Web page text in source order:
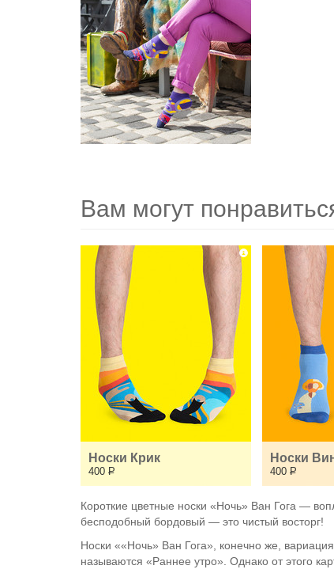
Вам могут
Носки Крик
400 Р
Носки
400 Р
Короткие цветные носки «Ночь» Ван Гога —
бесподобный бордовый — это чистый восторг!
Носки ««Ночь» Ван Гога», конечно же,
называются «Раннее утро». Однако от этого